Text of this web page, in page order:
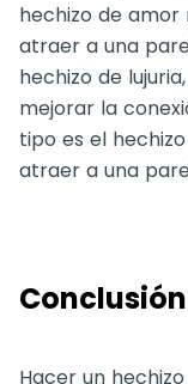
hechizo de amor
atraer a una
hechizo de
mejorar la
tipo es el
atraer a una
Conclusión
Hacer un